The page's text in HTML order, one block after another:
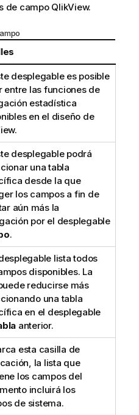
de campo QlikView.
desplegable es posible
entre las funciones de
estadística
en el diseño de
desplegable podrá
una tabla
desde la que
los campos a fin de
aún más la
por el desplegable
.
lista todos
disponibles. La
reducirse más
una tabla
en el desplegable
anterior.
esta casilla de
la lista que
los campos del
incluirá los
de sistema.